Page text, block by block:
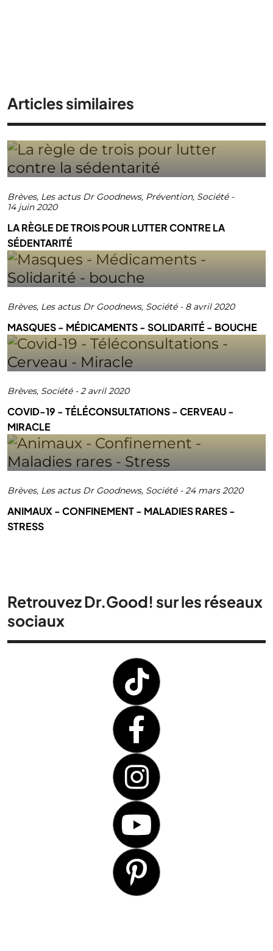
Articles similaires
Brèves, Les actus Dr Goodnews, Prévention, Société-
14 juin 2020
LA RÈGLE DE TROIS POUR LUTTER CONTRE LA
SÉDENTARITÉ
Brèves, Les actus Dr Goodnews, Société- 8 avril 2020
MASQUES - MÉDICAMENTS - SOLIDARITÉ - BOUCHE
Brèves, Société-2 avril 2020
COVID-19 - TÉLÉCONSULTATIONS - CERVEAU -
MIRACLE
Brèves, Les actus Dr Goodnews, Société-24 mars 2020
ANIMAUX - CONFINEMENT - MALADIES RARES -
STRESS
Retrouvez Dr.Good! sur les réseaux
sociaux